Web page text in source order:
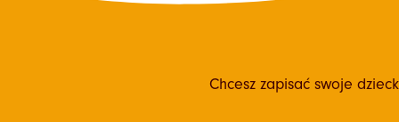
Chcesz zapisać swoje